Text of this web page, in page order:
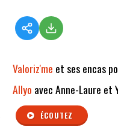
Valoriz'me et ses encas
Allyo avec Anne-Laure et
ÉCOUTEZ